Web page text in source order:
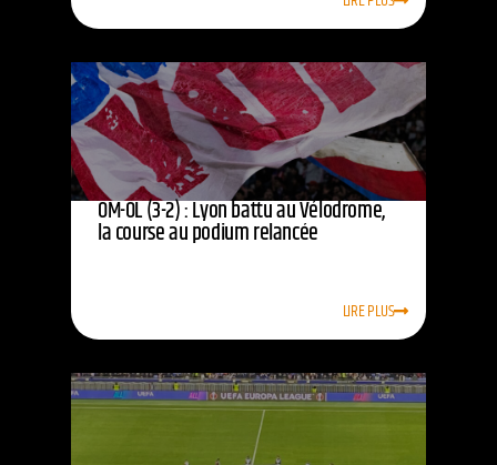
OM-OL (3-2) : Lyon battu au Vélodrome,
la course au podium relancée
LIRE PLUS